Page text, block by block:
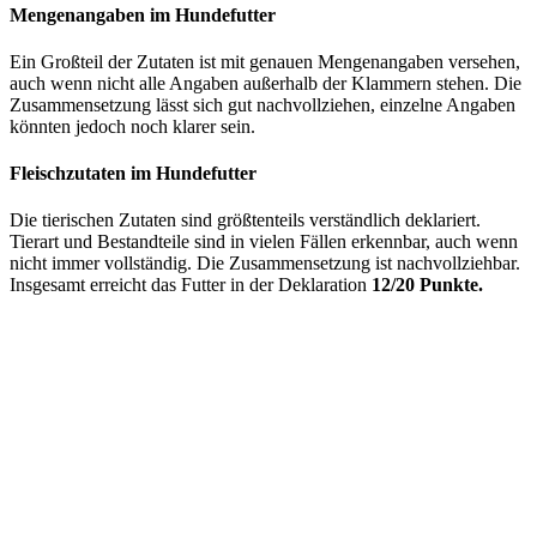
Mengenangaben im Hundefutter
Ein Großteil der Zutaten ist mit genauen Mengenangaben versehen,
auch wenn nicht alle Angaben außerhalb der Klammern stehen. Die
Zusammensetzung lässt sich gut nachvollziehen, einzelne Angaben
könnten jedoch noch klarer sein.
Fleischzutaten im Hundefutter
Die tierischen Zutaten sind größtenteils verständlich deklariert.
Tierart und Bestandteile sind in vielen Fällen erkennbar, auch wenn
nicht immer vollständig. Die Zusammensetzung ist nachvollziehbar.
Insgesamt erreicht das Futter in der Deklaration 12/20 Punkte.